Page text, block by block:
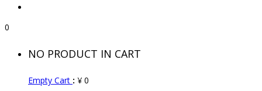
0
NO PRODUCT IN CART
Empty Cart : ¥ 0